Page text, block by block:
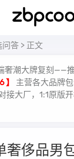
问答 > 正文
奢潮大牌复刻——
】
主营各大品牌
接大厂，1:1原版
奢侈品男